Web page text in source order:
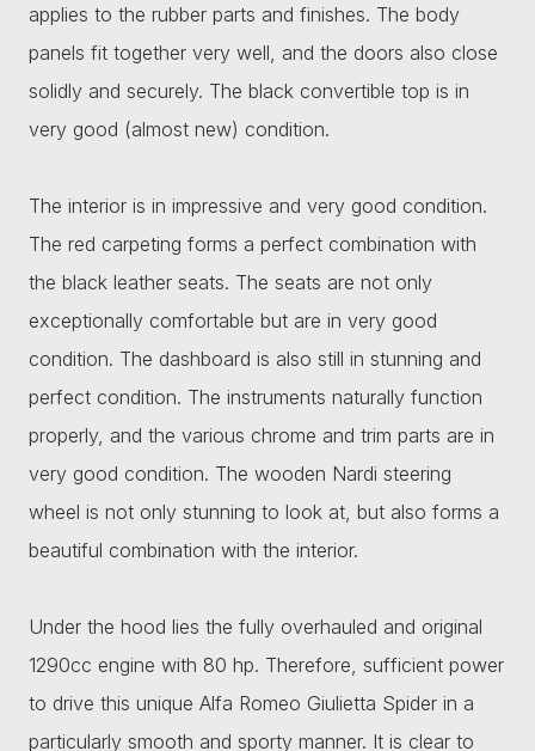
applies to the rubber parts and finishes. The body
panels fit together very well, and the doors also close
solidly and securely. The black convertible top is in
very good (almost new) condition.
The interior is in impressive and very good condition.
The red carpeting forms a perfect combination with
the black leather seats. The seats are not only
exceptionally comfortable but are in very good
condition. The dashboard is also still in stunning and
perfect condition. The instruments naturally function
properly, and the various chrome and trim parts are in
very good condition. The wooden Nardi steering
wheel is not only stunning to look at, but also forms a
beautiful combination with the interior.
Under the hood lies the fully overhauled and original
1290cc engine with 80 hp. Therefore, sufficient power
to drive this unique Alfa Romeo Giulietta Spider in a
particularly smooth and sporty manner. It is clear to